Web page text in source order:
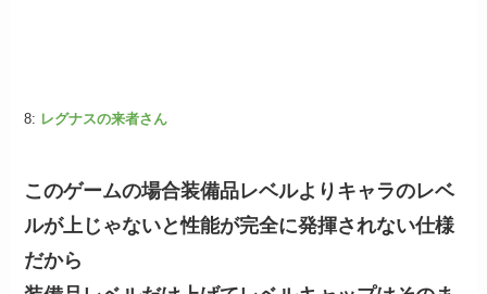
8: レグナスの来者さん
このゲームの場合装備品レベルよりキャラのレベ
ルが上じゃないと性能が完全に発揮されない仕様
だから